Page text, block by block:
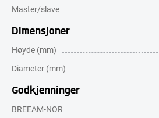
Master/slave
Dimensjoner
Høyde (mm)
Diameter (mm)
Godkjenninger
BREEAM-NOR